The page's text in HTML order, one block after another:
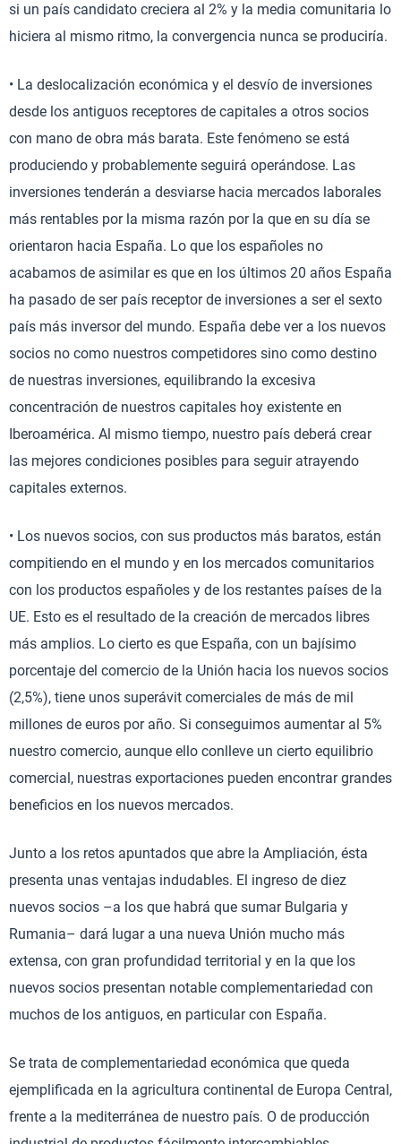
si un país candidato creciera al 2% y la media comunitaria lo
hiciera al mismo ritmo, la convergencia nunca se produciría.
• La deslocalización económica y el desvío de inversiones
desde los antiguos receptores de capitales a otros socios
con mano de obra más barata. Este fenómeno se está
produciendo y probablemente seguirá operándose. Las
inversiones tenderán a desviarse hacia mercados laborales
más rentables por la misma razón por la que en su día se
orientaron hacia España. Lo que los españoles no
acabamos de asimilar es que en los últimos 20 años España
ha pasado de ser país receptor de inversiones a ser el sexto
país más inversor del mundo. España debe ver a los nuevos
socios no como nuestros competidores sino como destino
de nuestras inversiones, equilibrando la excesiva
concentración de nuestros capitales hoy existente en
Iberoamérica. Al mismo tiempo, nuestro país deberá crear
las mejores condiciones posibles para seguir atrayendo
capitales externos.
• Los nuevos socios, con sus productos más baratos, están
compitiendo en el mundo y en los mercados comunitarios
con los productos españoles y de los restantes países de la
UE. Esto es el resultado de la creación de mercados libres
más amplios. Lo cierto es que España, con un bajísimo
porcentaje del comercio de la Unión hacia los nuevos socios
(2,5%), tiene unos superávit comerciales de más de mil
millones de euros por año. Si conseguimos aumentar al 5%
nuestro comercio, aunque ello conlleve un cierto equilibrio
comercial, nuestras exportaciones pueden encontrar grandes
beneficios en los nuevos mercados.
Junto a los retos apuntados que abre la Ampliación, ésta
presenta unas ventajas indudables. El ingreso de diez
nuevos socios –a los que habrá que sumar Bulgaria y
Rumania– dará lugar a una nueva Unión mucho más
extensa, con gran profundidad territorial y en la que los
nuevos socios presentan notable complementariedad con
muchos de los antiguos, en particular con España.
Se trata de complementariedad económica que queda
ejemplificada en la agricultura continental de Europa Central,
frente a la mediterránea de nuestro país. O de producción